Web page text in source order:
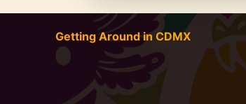
Getting Around in CDMX